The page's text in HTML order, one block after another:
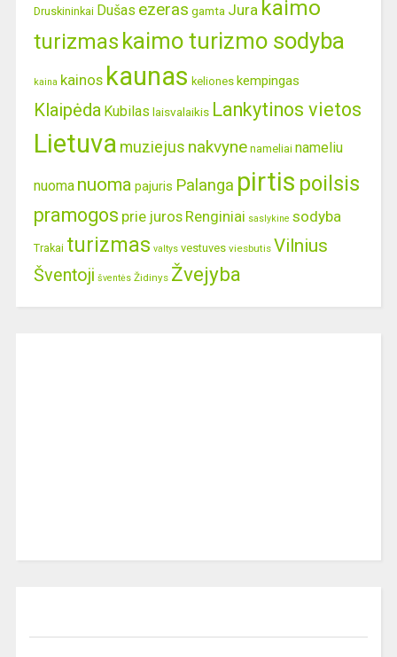
Druskininkai Dušas ezeras gamta Jura kaimo
turizmas kaimo turizmo sodyba
kaina kainos kaunas keliones kempingas
Klaipėda Kubilas laisvalaikis Lankytinos vietos
Lietuva muziejus nakvyne nameliai nameliu
nuoma nuoma pajuris Palanga pirtis poilsis
pramogos prie juros Renginiai saslykine sodyba
Trakai turizmas valtys vestuves viesbutis Vilnius
Šventoji šventės Židinys Žvejyba